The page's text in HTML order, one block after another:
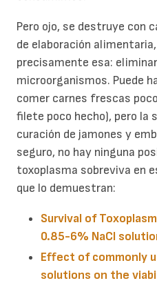
Pero ojo, se destruye con
de elaboración
precisamente esa:
microorganismos. Puede
comer carnes frescas
filete poco hecho), pero la
curación de jamones y
seguro, no hay ninguna
toxoplasma sobreviva en
que lo demuestran:
Survival of
0.85-6% NaCl
Effect of commonly
solutions on the